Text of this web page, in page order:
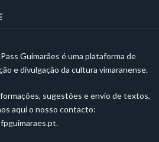
Guimarães é uma plataforma de
e divulgação da cultura vimaranense.
sugestões e envio de textos,
aqui o nosso contacto:
.